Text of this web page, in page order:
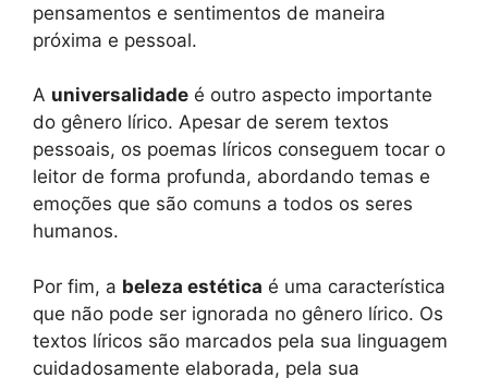
pensamentos e sentimentos de maneira
próxima e pessoal.
A universalidade é outro aspecto importante
do gênero lírico. Apesar de serem textos
pessoais, os poemas líricos conseguem tocar o
leitor de forma profunda, abordando temas e
emoções que são comuns a todos os seres
humanos.
Por fim, a beleza estética é uma característica
que não pode ser ignorada no gênero lírico. Os
textos líricos são marcados pela sua linguagem
cuidadosamente elaborada, pela sua